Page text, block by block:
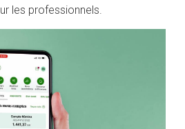
les professionnels.